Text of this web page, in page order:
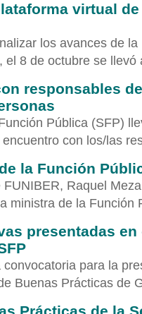
virtual
los avances de
el 8 de octubre se
responsables
Pública (SFP)
con los/las
la Función
Raquel
ministra de la Función
presentadas
para la
Buenas Prácticas de